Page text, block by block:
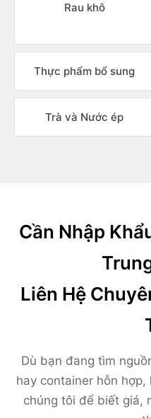
Rau khô
Thực phẩm bổ sung
Trà và Nước ép
Cần Nhập
Liên Hệ
Dù bạn đang tìm
hay container hỗn
chúng tôi để biết giá,